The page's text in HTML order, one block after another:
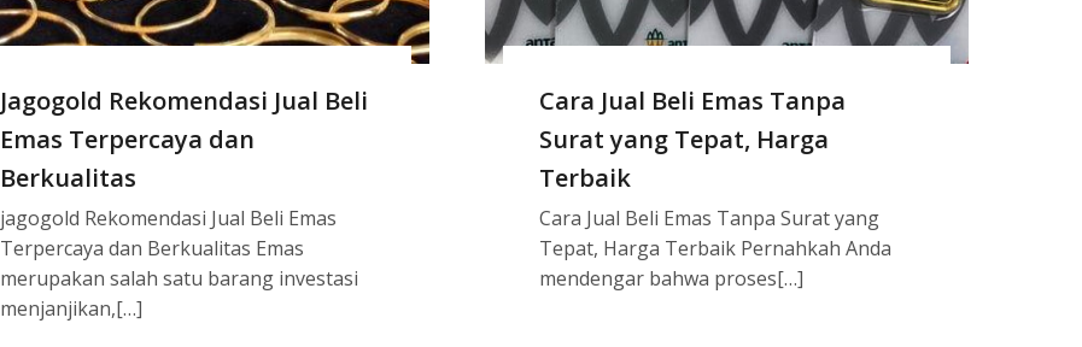
Jagogold Rekomendasi Jual Beli
Emas Terpercaya dan
Berkualitas
jagogold Rekomendasi Jual Beli Emas
Terpercaya dan Berkualitas Emas
merupakan salah satu barang investasi
menjanjikan,[…]
Cara Jual Beli Emas Tanpa
Surat yang Tepat, Harga
Terbaik
Cara Jual Beli Emas Tanpa Surat yang
Tepat, Harga Terbaik Pernahkah Anda
mendengar bahwa proses[…]